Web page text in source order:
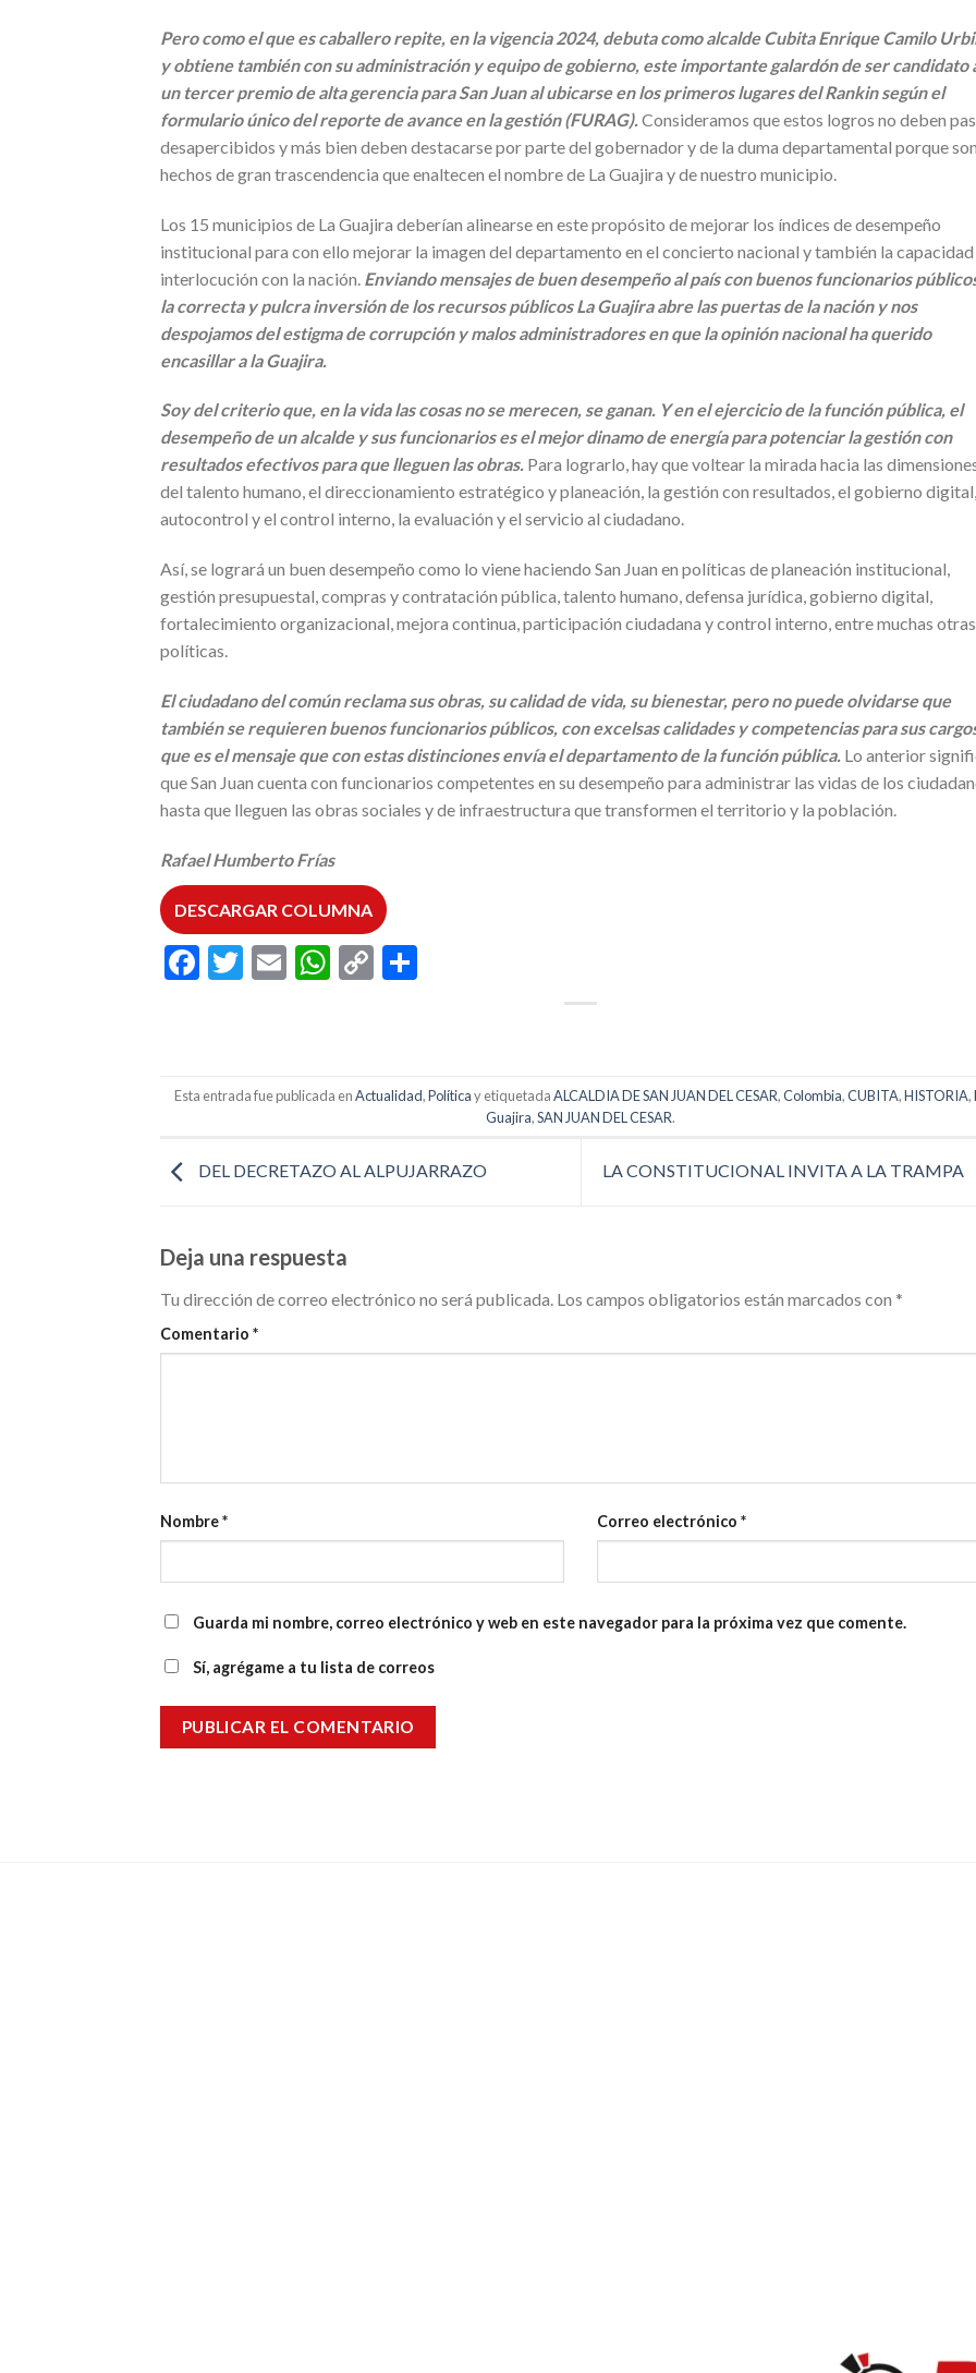
Pero como el que es caballero repite, en la vigencia 2024, debuta como alcalde Cubita Enrique Camilo
y obtiene también con su administración y equipo de gobierno, este importante galardón de ser candidato
un tercer premio de alta gerencia para San Juan al ubicarse en los primeros lugares del Rankin según el
formulario único del reporte de avance en la gestión (FURAG).Consideramos que estos logros no deben
desapercibidos y más bien deben destacarse por parte del gobernador y de la duma departamental porque
hechos de gran trascendencia que enaltecen el nombre de La Guajira y de nuestro municipio.
Los 15 municipios de La Guajira deberían alinearse en este propósito de mejorar los índices de desempeño
institucional para con ello mejorar la imagen del departamento en el concierto nacional y también la
interlocución con la nación. Enviando mensajes de buen desempeño al país con buenos funcionarios
la correcta y pulcra inversión de los recursos públicos La Guajira abre las puertas de la nación y nos
despojamos del estigma de corrupción y malos administradores en que la opinión nacional ha querido
encasillar a la Guajira.
Soy del criterio que, en la vida las cosas no se merecen, se ganan. Y en el ejercicio de la función pública, el
desempeño de un alcalde y sus funcionarios es el mejor dinamo de energía para potenciar la gestión con
resultados efectivos para que lleguen las obras. Para lograrlo, hay que voltear la mirada hacia las
del talento humano, el direccionamiento estratégico y planeación, la gestión con resultados, el gobierno
autocontrol y el control interno, la evaluación y el servicio al ciudadano.
Así, se logrará un buen desempeño como lo viene haciendo San Juan en políticas de planeación institucional,
gestión presupuestal, compras y contratación pública, talento humano, defensa jurídica, gobierno digital,
fortalecimiento organizacional, mejora continua, participación ciudadana y control interno, entre muchas otras
políticas.
El ciudadano del común reclama sus obras, su calidad de vida, su bienestar, pero no puede olvidarse que
también se requieren buenos funcionarios públicos, con excelsas calidades y competencias para sus
que es el mensaje que con estas distinciones envía el departamento de la función pública. Lo anterior
que San Juan cuenta con funcionarios competentes en su desempeño para administrar las vidas de los
hasta que lleguen las obras sociales y de infraestructura que transformen el territorio y la población.
Rafael Humberto Frías
DESCARGAR COLUMNA
Facebook
Twitter
EmailWhatsApp
Copy
Esta entrada fue publicada enActualidad,Políticay etiquetadaALCALDIA DE SAN JUAN DEL CESAR,Colombia,CUBITA,HISTORIA,
Guajira,SAN JUAN DEL CESAR.
DEL DECRETAZO AL ALPUJARRAZO LA CONSTITUCIONAL INVITA A LA TRAMPA
Deja una respuesta
Tu dirección de correo electrónico no será publicada. Los campos obligatorios están marcados con *
Comentario *
Nombre* Correo electrónico*
Guarda mi nombre, correo electrónico y web en este navegador para la próxima vez que comente.
Sí, agrégame a tu lista de correos